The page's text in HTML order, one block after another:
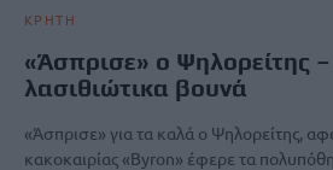
ΚΡΗΤΗ
«Άσπρισε» ο Ψηλορείτης
λασιθιώτικα βουνά
«Άσπρισε» για τα καλά ο Ψηλορείτης,
κακοκαιρίας «Byron» έφερε τα